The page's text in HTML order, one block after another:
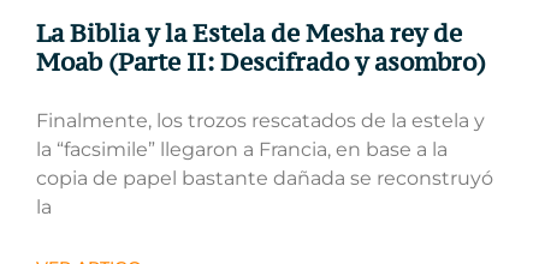
La Biblia y la Estela de Mesha rey de
Moab (Parte II: Descifrado y asombro)
Finalmente, los trozos rescatados de la estela y
la “facsimile” llegaron a Francia, en base a la
copia de papel bastante dañada se reconstruyó
la